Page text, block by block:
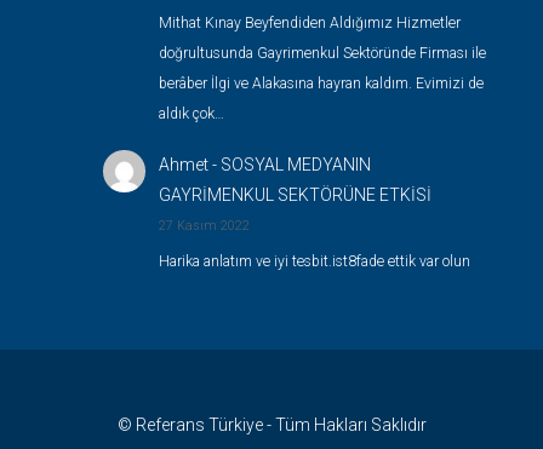
Mithat Kınay Beyfendiden Aldığımız Hizmetler
doğrultusunda Gayrimenkul Sektöründe Firması ile
berâber İlgi ve Alakasına hayran kaldım. Evimizi de
aldık çok…
Ahmet- SOSYAL MEDYANIN
GAYRİMENKUL SEKTÖRÜNE ETKİSİ
27 Kasım 2022
Harika anlatım ve iyi tesbit.ist8fade ettik var olun
© Referans Türkiye - Tüm Hakları Saklıdır